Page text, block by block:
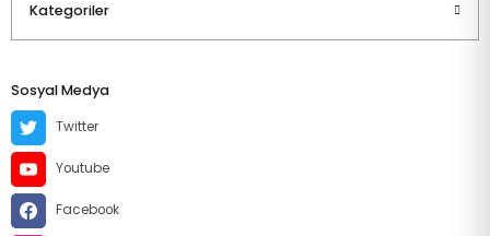
Kategoriler
Sosyal Medya
Twitter
Youtube
Facebook